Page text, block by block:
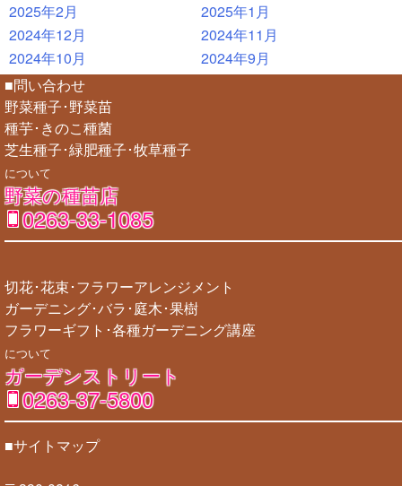
2025年2月
2025年1月
2024年12月
2024年11月
2024年10月
2024年9月
■問い合わせ
野菜種子･野菜苗
種芋･きのこ種菌
芝生種子･緑肥種子･牧草種子
について
野菜の種苗店
0263-33-1085
切花･花束･フラワーアレンジメント
ガーデニング･バラ･庭木･果樹
フラワーギフト･各種ガーデニング講座
について
ガーデンストリート
0263-37-5800
■サイトマップ